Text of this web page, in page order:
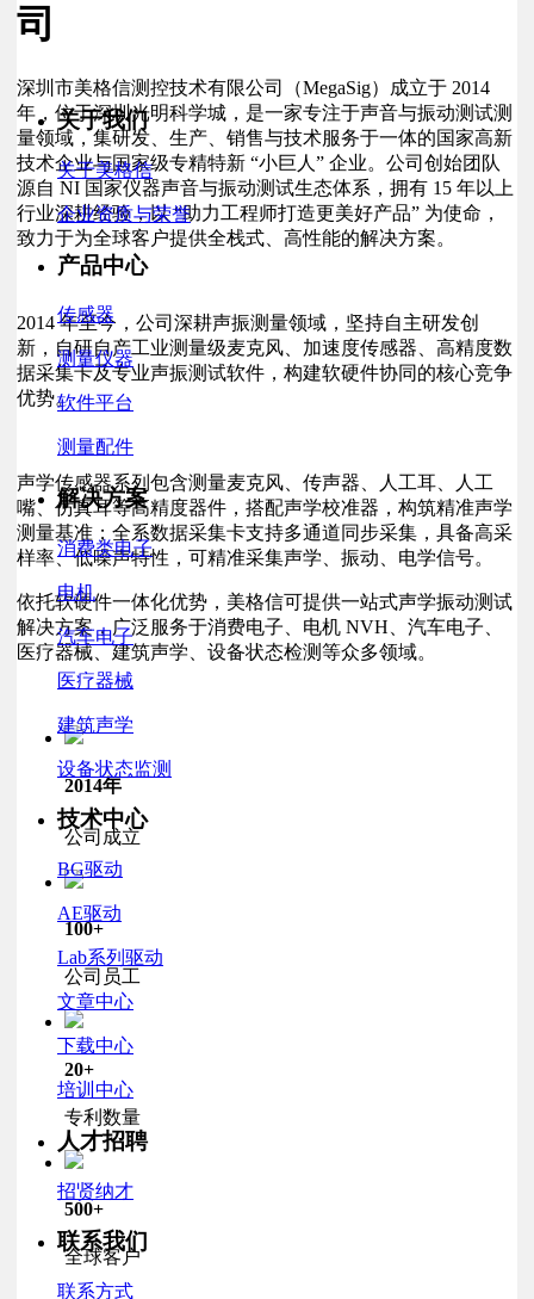
司
深圳市美格信测控技术有限公司（MegaSig）成立于 2014
年，位于深圳光明科学城，是一家专注于声音与振动测试测
量领域，集研发、生产、销售与技术服务于一体的国家高新
技术企业与国家级专精特新 “小巨人” 企业。公司创始团队
源自 NI 国家仪器声音与振动测试生态体系，拥有 15 年以上
行业深耕经验，以 “助力工程师打造更美好产品” 为使命，
致力于为全球客户提供全栈式、高性能的解决方案。
2014年至今，公司深耕声振测量领域，坚持自主研发创
新，自研自产工业测量级麦克风、加速度传感器、高精度数
据采集卡及专业声振测试软件，构建软硬件协同的核心竞争
优势。
声学传感器系列包含测量麦克风、传声器、人工耳、人工
嘴、仿真耳等高精度器件，搭配声学校准器，构筑精准声学
测量基准；全系数据采集卡支持多通道同步采集，具备高采
样率、低噪声特性，可精准采集声学、振动、电学信号。
依托软硬件一体化优势，美格信可提供一站式声学振动测试
解决方案，广泛服务于消费电子、电机 NVH、汽车电子、
医疗器械、建筑声学、设备状态检测等众多领域。
2014年
公司成立
100+
公司员工
20+
专利数量
500+
全球客户
关于我们
关于美格信
企业资质与荣誉
产品中心
传感器
测量仪器
软件平台
测量配件
解决方案
消费类电子
电机
汽车电子
医疗器械
建筑声学
设备状态监测
技术中心
BG驱动
AE驱动
Lab系列驱动
文章中心
下载中心
培训中心
人才招聘
招贤纳才
联系我们
联系方式